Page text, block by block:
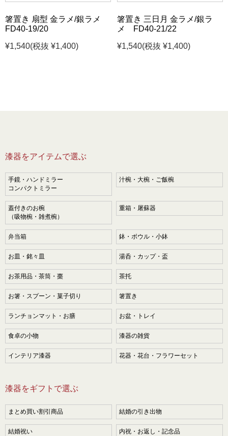
箸置き 扇型 金ラメ/銀ラメ
FD40-19/20
¥1,540(税抜 ¥1,400)
箸置き 三日月 金ラメ/銀ラ
メ FD40-21/22
¥1,540(税抜 ¥1,400)
漆器をアイテムで選ぶ
手鏡・ハンドミラー
コンパクトミラー
汁椀・大椀・ご飯椀
蓋付きのお椀
（吸物椀・雑煮椀）
重箱・屠蘇器
弁当箱 鉢・ボウル・小鉢
お皿・銘々皿 湯呑・カップ・盃
お茶用品・茶筒・棗 茶托
お箸・スプーン・菓子切り 箸置き
ランチョンマット・お膳 お盆・トレイ
食卓の小物 漆器の雑貨
インテリア漆器 花器・花台・フラワーセット
漆器をギフトで選ぶ
まとめ買い割引商品 結婚の引き出物
結婚祝い 内祝・お返し・記念品